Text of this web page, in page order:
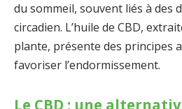
du sommeil, souvent liés à des
circadien. L’huile de CBD,
plante, présente des principes
favoriser l’endormissement.
Le CBD : une